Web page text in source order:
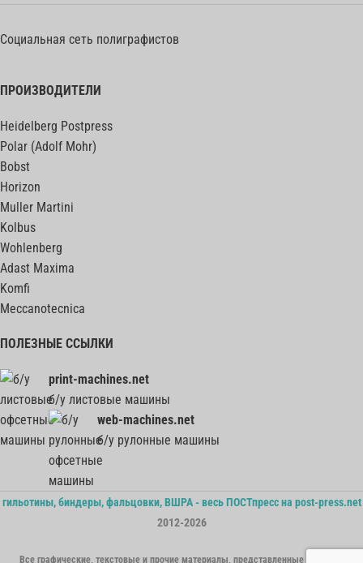
Социальная сеть полиграфистов
ПРОИЗВОДИТЕЛИ
Heidelberg Postpress
Polar (Adolf Mohr)
Bobst
Horizon
Muller Martini
Kolbus
Wohlenberg
Adast Maxima
Komfi
Meccanotecnica
ПОЛЕЗНЫЕ ССЫЛКИ
print-machines.net
б/у листовые машины
web-machines.net
б/у рулонные машины
гильотины, биндеры, фальцовки, ВШРА - весь ПОСТпресс на post-press.net
2012-2026
Все графические, текстовые и прочие материалы, представленные на сайте,